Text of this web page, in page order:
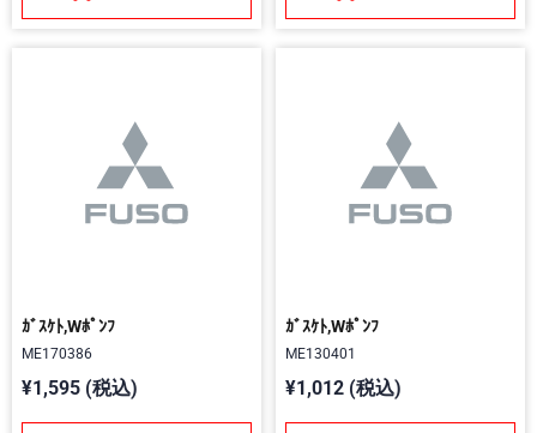
ｶﾞｽｹﾄ,Wﾎﾟﾝﾌ
ME170386
¥1,595 (税込)
ｶﾞｽｹﾄ,Wﾎﾟﾝﾌ
ME130401
¥1,012 (税込)